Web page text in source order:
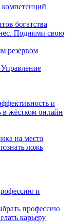
богатства
Подними свою
резервом
и
в жёстком онлайн
на место
ложь
и
профессию
карьеру